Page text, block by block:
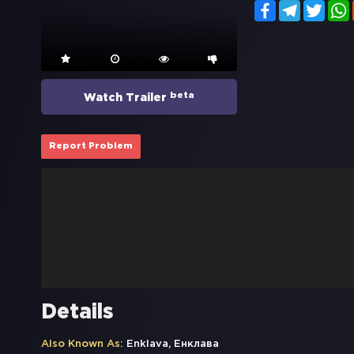
Watch Trailer beta
FacebookTelegram
Report Problem
Details
Also Known As: Enklava, Енклава